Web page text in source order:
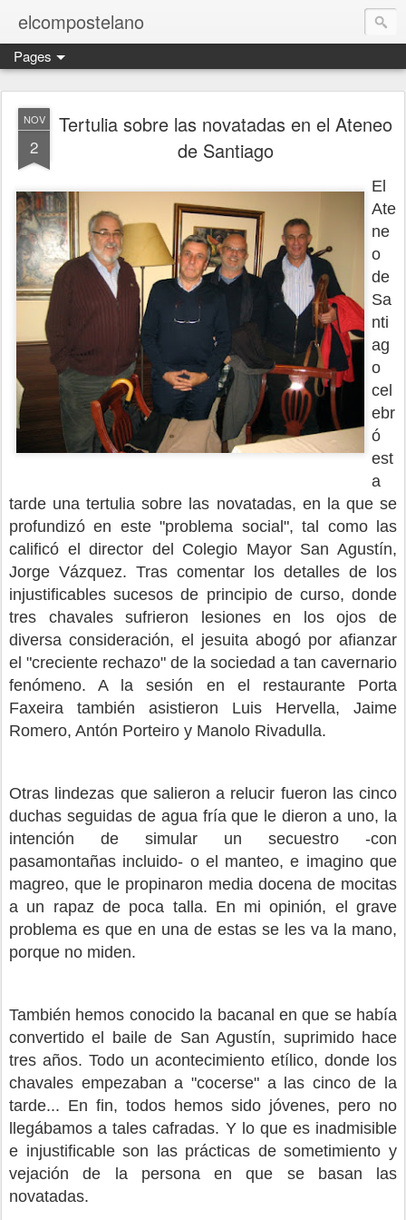
elcompostelano
Pages
NOV
2
Tertulia sobre las novatadas en el Ateneo
de Santiago
El
Ate
ne
o
de
Sa
nti
ag
o
cel
ebr
ó
est
a
tarde una tertulia sobre las novatadas, en la que se
profundizó en este "problema social", tal como las
calificó el director del Colegio Mayor San Agustín,
Jorge Vázquez. Tras comentar los detalles de los
injustificables sucesos de principio de curso, donde
tres chavales sufrieron lesiones en los ojos de
diversa consideración, el jesuita abogó por afianzar
el "creciente rechazo" de la sociedad a tan cavernario
fenómeno. A la sesión en el restaurante Porta
Faxeira también asistieron Luis Hervella, Jaime
Romero, Antón Porteiro y Manolo Rivadulla.
Otras lindezas que salieron a relucir fueron las cinco
duchas seguidas de agua fría que le dieron a uno, la
intención de simular un secuestro -con
pasamontañas incluido- o el manteo, e imagino que
magreo, que le propinaron media docena de mocitas
a un rapaz de poca talla. En mi opinión, el grave
problema es que en una de estas se les va la mano,
porque no miden.
También hemos conocido la bacanal en que se había
convertido el baile de San Agustín, suprimido hace
tres años. Todo un acontecimiento etílico, donde los
chavales empezaban a "cocerse" a las cinco de la
tarde... En fin, todos hemos sido jóvenes, pero no
llegábamos a tales cafradas. Y lo que es inadmisible
e injustificable son las prácticas de sometimiento y
vejación de la persona en que se basan las
novatadas.